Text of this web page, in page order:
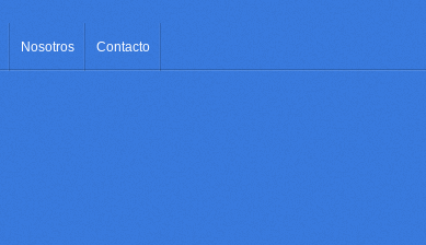
Nosotros Contacto